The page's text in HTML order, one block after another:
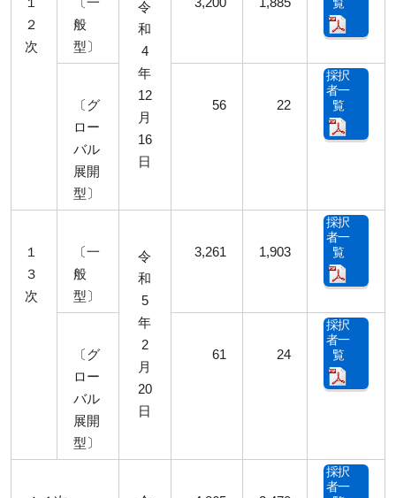
２
次
般
型〕
令
和
4
年
12
月
16
日
〔グ
ロー
バル
展開
型〕
56 22
採択
者一
覧
１
３
次
〔一
般
型〕
令
和
5
年
2
月
20
日
3,261 1,903
採択
者一
覧
〔グ
ロー
バル
展開
型〕
61 24
採択
者一
覧
採択
者一